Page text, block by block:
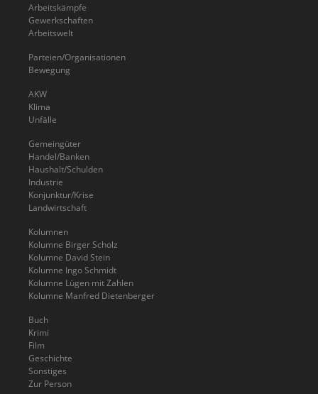
Arbeitskämpfe
Gewerkschaften
Arbeitswelt
Parteien/Organisationen
Bewegung
AKW
Klima
Unfälle
Gemeingüter
Handel/Banken
Haushalt/Schulden
Industrie
Konjunktur/Krise
Landwirtschaft
Kolumnen
Kolumne Birger Scholz
Kolumne David Stein
Kolumne Ingo Schmidt
Kolumne Lügen mit Zahlen
Kolumne Manfred Dietenberger
Buch
Krimi
Film
Geschichte
Sonstiges
Zur Person